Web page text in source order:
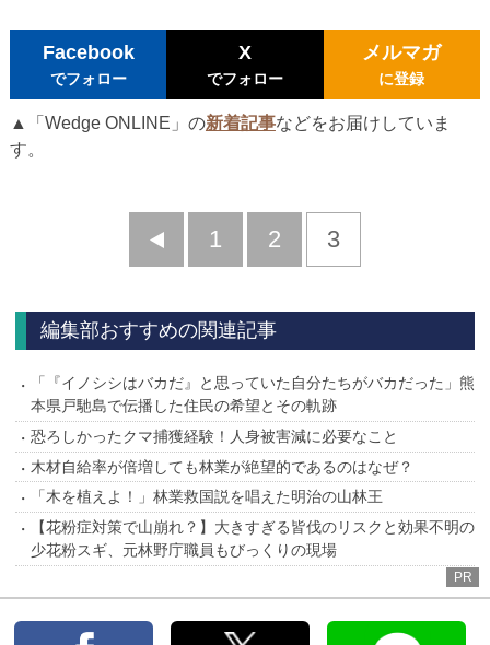
Facebook
でフォロー
X
でフォロー
メルマガ
に登録
▲「Wedge ONLINE」の新着記事などをお届けしていま
す。
前
1 2 3
編集部おすすめの関連記事
「『イノシシはバカだ』と思っていた自分たちがバカだった」熊
本県戸馳島で伝播した住民の希望とその軌跡
恐ろしかったクマ捕獲経験！人身被害減に必要なこと
木材自給率が倍増しても林業が絶望的であるのはなぜ？
「木を植えよ！」林業救国説を唱えた明治の山林王
【花粉症対策で山崩れ？】大きすぎる皆伐のリスクと効果不明の
少花粉スギ、元林野庁職員もびっくりの現場
PR